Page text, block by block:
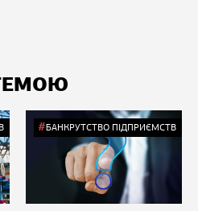
БАНКРУТСТВО ПІДПРИЄМСТВ